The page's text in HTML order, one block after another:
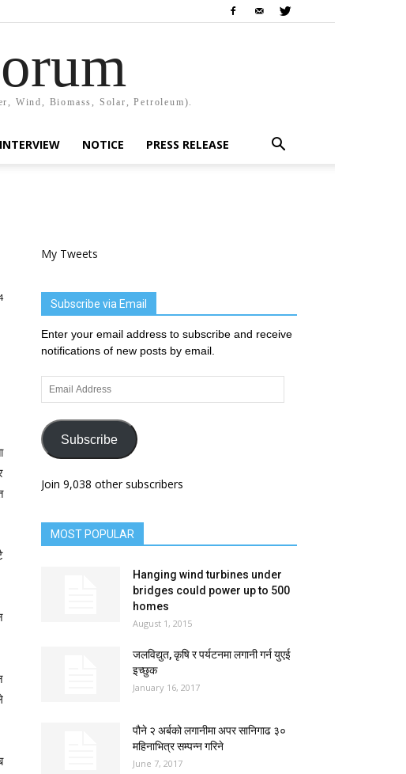
Wind, Biomass, Solar, Petroleum).
INTERVIEW NOTICE PRESS RELEASE
My Tweets
Subscribe via Email
Enter your email address to subscribe and receive
notifications of new posts by email.
Email
Address
Subscribe
Join 9,038 other subscribers
MOST POPULAR
Hanging wind turbines under
bridges could power up to 500
homes
August 1, 2015
जलविद्युत, कृषि र पर्यटनमा लगानी गर्न युएई
इच्छुक
January 16, 2017
पौने २ अर्बको लगानीमा अपर सानिगाढ ३०
महिनाभित्र सम्पन्न गरिने
June 7, 2017